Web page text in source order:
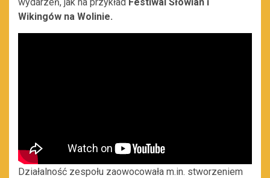
wydarzeń, jak na przykład Festiwal Słowian i
Wikingów na Wolinie.
Działalność zespołu zaowocowała m.in. stworzeniem